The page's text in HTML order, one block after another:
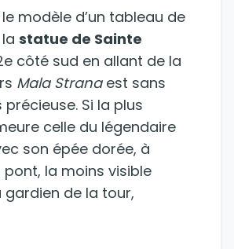
modèle d’un tableau de
statue de Sainte
côté sud en allant de la
Mala Stranaest sans
Si la plus
celle du légendaire
son épée dorée, à
pont, la moins visible
gardien de la tour,